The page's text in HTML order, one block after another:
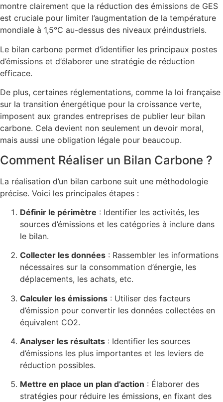
montre clairement que la réduction des émissions de GES
est cruciale pour limiter l’augmentation de la température
mondiale à 1,5°C au-dessus des niveaux préindustriels.
Le bilan carbone permet d’identifier les principaux postes
d’émissions et d’élaborer une stratégie de réduction
efficace.
De plus, certaines réglementations, comme la loi française
sur la transition énergétique pour la croissance verte,
imposent aux grandes entreprises de publier leur bilan
carbone. Cela devient non seulement un devoir moral,
mais aussi une obligation légale pour beaucoup.
Comment Réaliser un Bilan Carbone ?
La réalisation d’un bilan carbone suit une méthodologie
précise. Voici les principales étapes :
Définir le périmètre : Identifier les activités, les
sources d’émissions et les catégories à inclure dans
le bilan.
Collecter les données : Rassembler les informations
nécessaires sur la consommation d’énergie, les
déplacements, les achats, etc.
Calculer les émissions : Utiliser des facteurs
d’émission pour convertir les données collectées en
équivalent CO2.
Analyser les résultats : Identifier les sources
d’émissions les plus importantes et les leviers de
réduction possibles.
Mettre en place un plan d’action : Élaborer des
stratégies pour réduire les émissions, en fixant des